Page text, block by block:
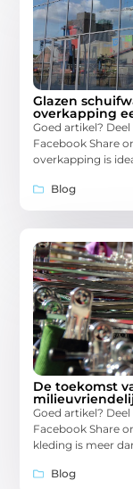
Glazen
overkapping
Goed artikel?
Facebook Share
overkapping is
Blog
De toekomst
Goed artikel?
Facebook Share
kleding is meer
Blog